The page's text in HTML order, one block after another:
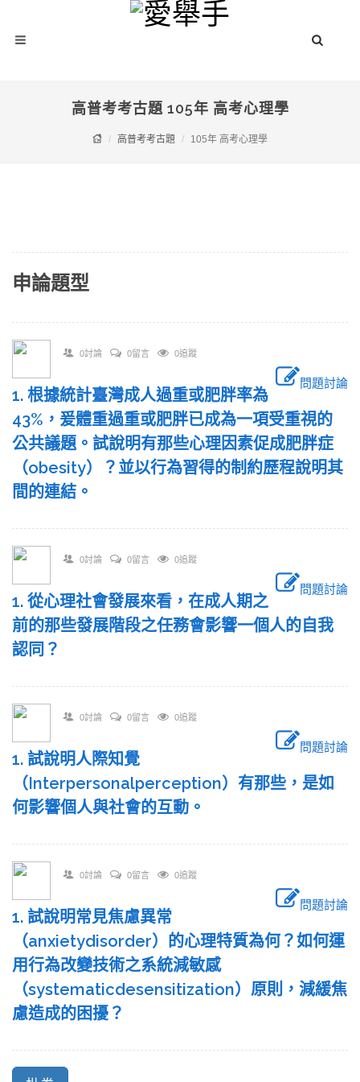
高普考考古題 105年 高考心理學
高普考考古題 105年 高考心理學
申論題型
0討論 0留言 0追蹤
問題討論
1. 根據統計臺灣成人過重或肥胖率為
43%，爰體重過重或肥胖已成為一項受重視的
公共議題。試說明有那些心理因素促成肥胖症
（obesity）？並以行為習得的制約歷程說明其
間的連結。
0討論 0留言 0追蹤
問題討論
1. 從心理社會發展來看，在成人期之
前的那些發展階段之任務會影響一個人的自我
認同？
0討論 0留言 0追蹤
問題討論
1. 試說明人際知覺
（Interpersonalperception）有那些，是如
何影響個人與社會的互動。
0討論 0留言 0追蹤
問題討論
1. 試說明常見焦慮異常
（anxietydisorder）的心理特質為何？如何運
用行為改變技術之系統減敏感
（systematicdesensitization）原則，減緩焦
慮造成的困擾？